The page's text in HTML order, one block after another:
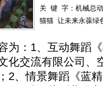
关 键 字： 机械总
猫猫 让未来永葆绿
为：1、互动舞蹈
化交流有限公司、
2、情景舞蹈《蓝